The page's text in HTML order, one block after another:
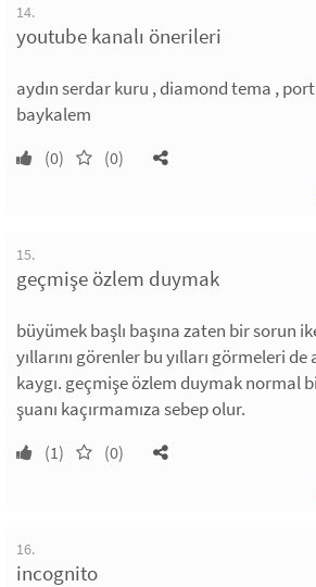
14.
youtube kanalı önerileri
aydın serdar kuru , diamond tema ,
baykalem
(0) (0)
15.
geçmişe özlem duymak
büyümek başlı başına zaten bir sorun
yıllarını görenler bu yılları görmeleri de
kaygı. geçmişe özlem duymak normal
şuanı kaçırmamıza sebep olur.
(1) (0)
16.
incognito